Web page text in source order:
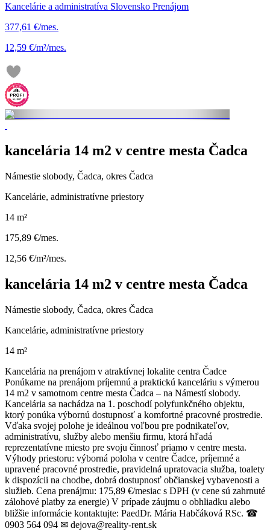
Kancelárie a administratíva Slovensko Prenájom
377,61 €/mes.
12,59 €/m²/mes.
kancelária 14 m2 v centre mesta Čadca
Námestie slobody, Čadca, okres Čadca
Kancelárie, administratívne priestory
14 m²
175,89 €/mes.
12,56 €/m²/mes.
kancelária 14 m2 v centre mesta Čadca
Námestie slobody, Čadca, okres Čadca
Kancelárie, administratívne priestory
14 m²
Kancelária na prenájom v atraktívnej lokalite centra Čadce
Ponúkame na prenájom príjemnú a praktickú kanceláriu s výmerou
14 m2 v samotnom centre mesta Čadca – na Námestí slobody.
Kancelária sa nachádza na 1. poschodí polyfunkčného objektu,
ktorý ponúka výbornú dostupnosť a komfortné pracovné prostredie.
Vďaka svojej polohe je ideálnou voľbou pre podnikateľov,
administratívu, služby alebo menšiu firmu, ktorá hľadá
reprezentatívne miesto pre svoju činnosť priamo v centre mesta.
Výhody priestoru: výborná poloha v centre Čadce, príjemné a
upravené pracovné prostredie, pravidelná upratovacia služba, toalety
k dispozícii na chodbe, dobrá dostupnosť občianskej vybavenosti a
služieb. Cena prenájmu: 175,89 €/mesiac s DPH (v cene sú zahrnuté
zálohové platby za energie) V prípade záujmu o obhliadku alebo
bližšie informácie kontaktujte: PaedDr. Mária Habčáková RSc. ☎
0903 564 094 ✉ dejova@reality-rent.sk